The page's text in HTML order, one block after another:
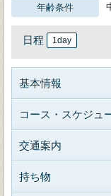
年齢条件
日程 1day
基本情報
コース・スケジュ
交通案内
持ち物